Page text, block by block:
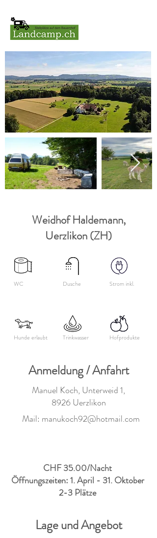
Weidhof Haldemann,
Uerzlikon (ZH)
WC
Hunde erlaubt
Strom inkl.
Dusche
Trinkwasser Hofprodukte
Anmeldung / Anfahrt
Manuel Koch, Unterweid 1,
8926 Uerzlikon
Mail: manukoch92@hotmail.com
CHF 35.00/Nacht
Öffnungszeiten: 1. April - 31. Oktober
2-3 Plätze
Lage und Angebot